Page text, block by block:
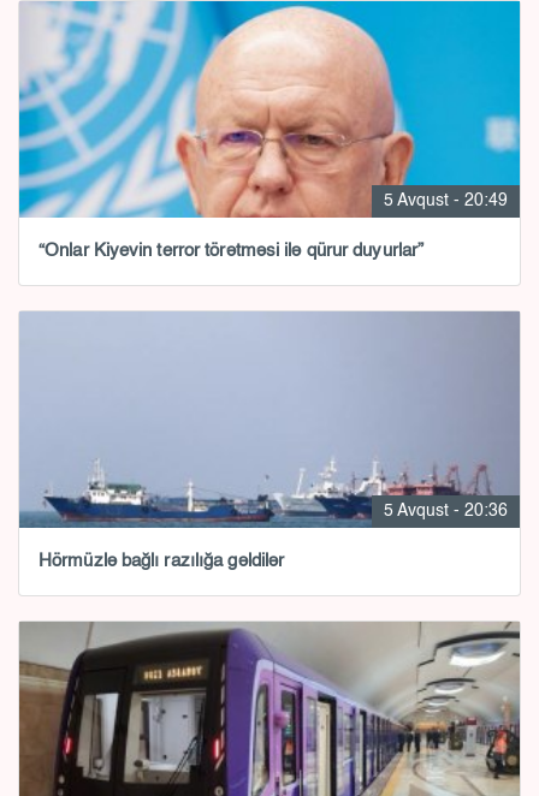
5 Avqust - 20:49
“Onlar Kiyevin terror törətməsi ilə qürur duyurlar”
5 Avqust - 20:36
Hörmüzlə bağlı razılığa gəldilər